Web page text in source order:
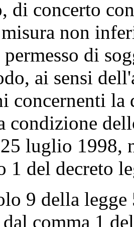
di concerto
non
di
ai sensi
concernenti
condizione
luglio 1998,
1 del decreto
9 della legge
comma 1